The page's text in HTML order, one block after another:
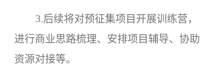
3.后续将对预征集项目开展训练营，
进行商业思路梳理、安排项目辅导、协助
资源对接等。